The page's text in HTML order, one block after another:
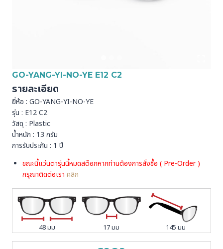
GO-YANG-YI-NO-YE E12 C2
รายละเอียด
ยี่ห้อ : GO-YANG-YI-NO-YE
รุ่น : E12 C2
วัสดุ : Plastic
น้ำหนัก : 13 กรัม
การรับประกัน : 1 ปี
ขณะนี้แว่นตารุ่นนี้หมดสต็อกหากท่านต้องการสั่งชื้อ ( Pre-Order )
กรุณาติดต่อเรา คลิก
48 มม 17 มม 145 มม